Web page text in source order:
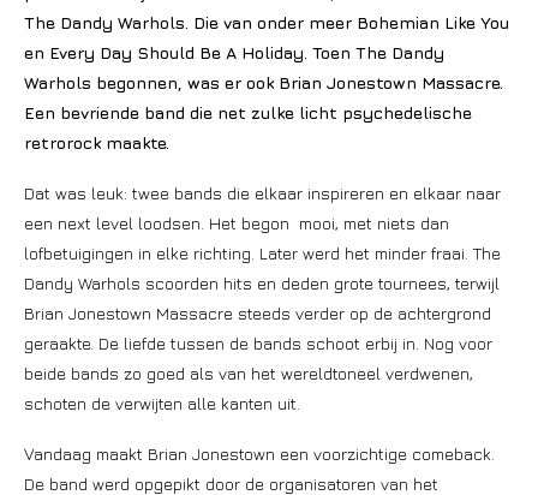
The Dandy Warhols. Die van onder meer Bohemian Like You
en Every Day Should Be A Holiday. Toen The Dandy
Warhols begonnen, was er ook Brian Jonestown Massacre.
Een bevriende band die net zulke licht psychedelische
retrorock maakte.
Dat was leuk: twee bands die elkaar inspireren en elkaar naar
een next level loodsen. Het begon mooi, met niets dan
lofbetuigingen in elke richting. Later werd het minder fraai. The
Dandy Warhols scoorden hits en deden grote tournees, terwijl
Brian Jonestown Massacre steeds verder op de achtergrond
geraakte. De liefde tussen de bands schoot erbij in. Nog voor
beide bands zo goed als van het wereldtoneel verdwenen,
schoten de verwijten alle kanten uit.
Vandaag maakt Brian Jonestown een voorzichtige comeback.
De band werd opgepikt door de organisatoren van het